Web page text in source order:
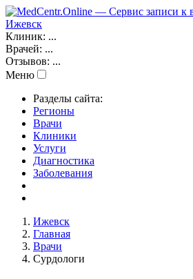
Ижевск
Клиник: ...
Врачей: ...
Отзывов: ...
Меню
Разделы сайта:
Регионы
Врачи
Клиники
Услуги
Диагностика
Заболевания
Ижевск
Главная
Врачи
Сурдологи